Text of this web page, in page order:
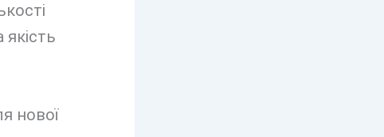
нової